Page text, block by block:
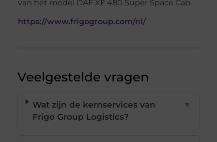
van het model DAF XF 480 Super Space Cab.
https://www.frigogroup.com/nl/
Veelgestelde vragen
Wat zijn de kernservices van
Frigo Group Logistics?
▼